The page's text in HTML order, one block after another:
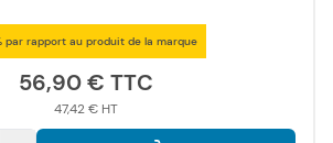
par rapport au produit de la marque
56,90 €
47,42 €